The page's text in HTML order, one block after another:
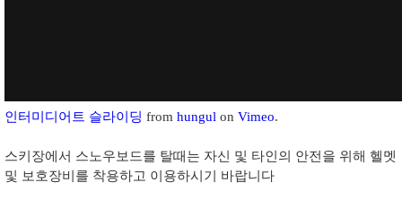
인터미디어트 슬라이딩 from hungul on Vimeo.
스키장에서 스노우보드를 탈때는 자신 및 타인의 안전을 위해 헬멧
및 보호장비를 착용하고 이용하시기 바랍니다